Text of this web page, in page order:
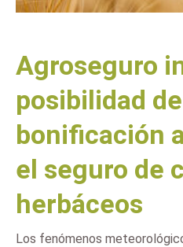
Agroseguro
posibilidad
bonificación
el seguro de
herbáceos
Los fenómenos